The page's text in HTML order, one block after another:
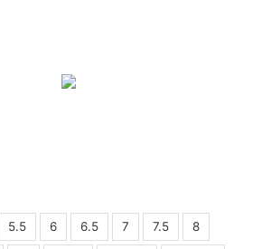
5.5 6 6.5 7 7.5 8